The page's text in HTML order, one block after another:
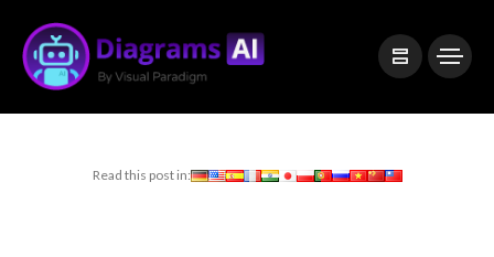
Read this post in: